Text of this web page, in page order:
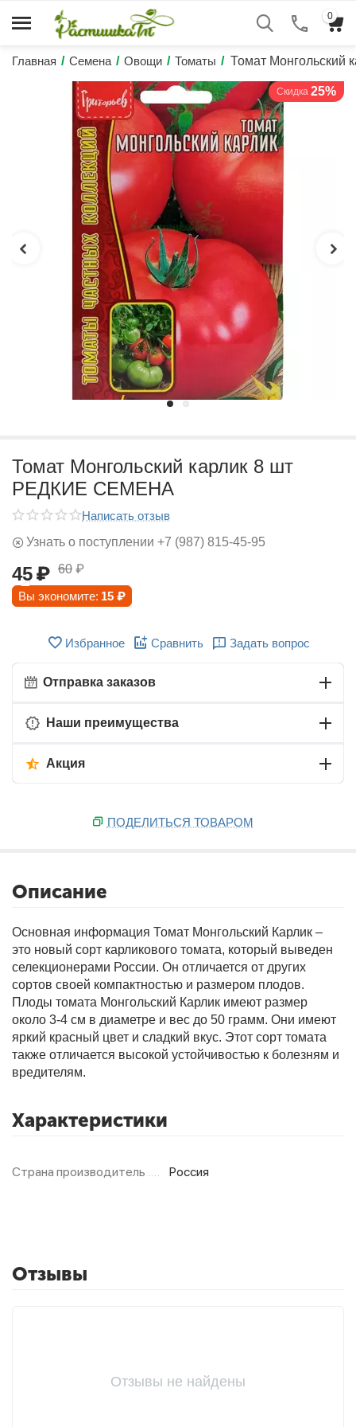
Фитолампы
0
Главная / Семена / Овощи / Томаты / Томат
Скидка 25%
Томат Монгольский карлик 8 шт
РЕДКИЕ СЕМЕНА
Написать отзыв
Узнать о поступлении +7 (987) 815-45-95
45₽ 60 ₽
Вы экономите: 15 ₽
Избранное Сравнить Задать вопрос
Отправка заказов
Наши преимущества
Акция
ПОДЕЛИТЬСЯ ТОВАРОМ
Описание
Основная информация Томат Монгольский Карлик –
это новый сорт карликового томата, который выведен
селекционерами России. Он отличается от других
сортов своей компактностью и размером плодов.
Плоды томата Монгольский Карлик имеют размер
около 3-4 см в диаметре и вес до 50 грамм. Они имеют
яркий красный цвет и сладкий вкус. Этот сорт томата
также отличается высокой устойчивостью к болезням и
вредителям.
Характеристики
Страна производитель Россия
Отзывы
Отзывы не найдены